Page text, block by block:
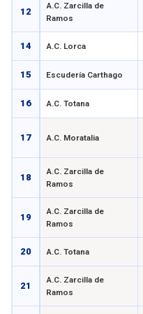
12
A.C. Zarcilla de
Ramos
14 A.C. Lorca
15 Escudería Carthago
16 A.C. Totana
17 A.C. Moratalia
18
A.C. Zarcilla de
Ramos
19
A.C. Zarcilla de
Ramos
20 A.C. Totana
21
A.C. Zarcilla de
Ramos